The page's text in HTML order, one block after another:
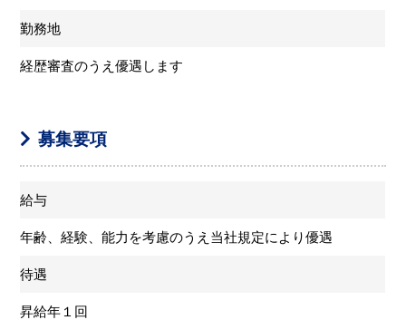
勤務地
経歴審査のうえ優遇します
募集要項
給与
年齢、経験、能力を考慮のうえ当社規定により優遇
待遇
昇給年１回